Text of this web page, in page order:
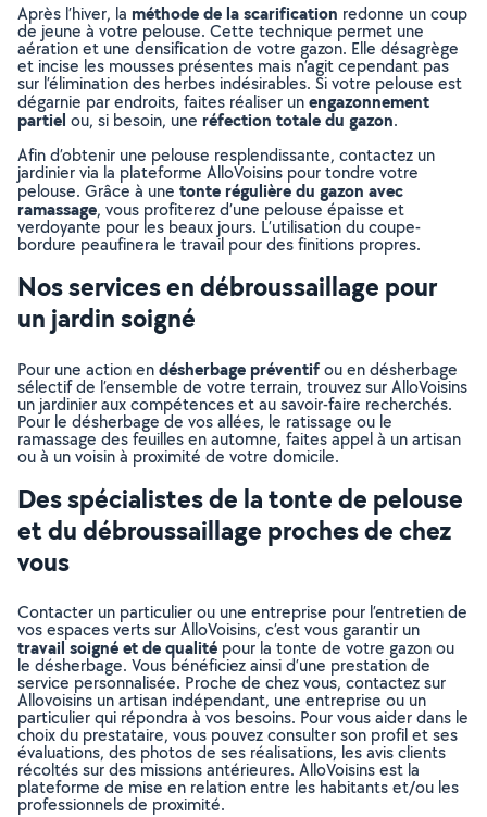
Après l’hiver, la méthode de la scarification redonne un coup
de jeune à votre pelouse. Cette technique permet une
aération et une densification de votre gazon. Elle désagrège
et incise les mousses présentes mais n’agit cependant pas
sur l’élimination des herbes indésirables. Si votre pelouse est
dégarnie par endroits, faites réaliser unengazonnement
partiel ou, si besoin, une réfection totale du gazon.
Afin d’obtenir une pelouse resplendissante, contactez un
jardinier via la plateforme AlloVoisins pour tondre votre
pelouse. Grâce à une tonte régulière du gazon avec
ramassage, vous profiterez d’une pelouse épaisse et
verdoyante pour les beaux jours. L’utilisation du coupe-
bordure peaufinera le travail pour des finitions propres.
Nos services en débroussaillage pour
un jardin soigné
Pour une action endésherbage préventifou en désherbage
sélectif de l’ensemble de votre terrain, trouvez sur AlloVoisins
un jardinier aux compétences et au savoir-faire recherchés.
Pour le désherbage de vos allées, le ratissage ou le
ramassage des feuilles en automne, faites appel à un artisan
ou à un voisin à proximité de votre domicile.
Des spécialistes de la tonte de pelouse
et du débroussaillage proches de chez
vous
Contacter un particulier ou une entreprise pour l’entretien de
vos espaces verts sur AlloVoisins, c’est vous garantir un
travail soigné et de qualité pour la tonte de votre gazon ou
le désherbage. Vous bénéficiez ainsi d’une prestation de
service personnalisée. Proche de chez vous, contactez sur
Allovoisins un artisan indépendant, une entreprise ou un
particulier qui répondra à vos besoins. Pour vous aider dans le
choix du prestataire, vous pouvez consulter son profil et ses
évaluations, des photos de ses réalisations, les avis clients
récoltés sur des missions antérieures. AlloVoisins est la
plateforme de mise en relation entre les habitants et/ou les
professionnels de proximité.